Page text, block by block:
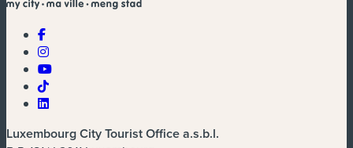
Luxembourg City Tourist Office a.s.b.l.